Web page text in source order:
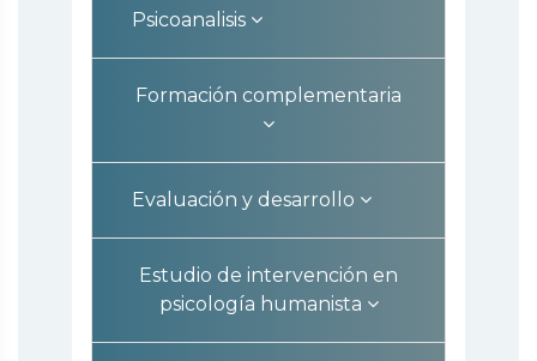
Psicoanalisis
Evaluación y desarrollo
Estudio de intervención en
psicología humanista